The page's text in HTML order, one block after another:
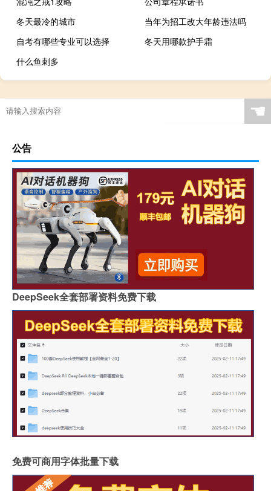
冬天最冷的城市
当年为招工改大年龄违法吗
自考有哪些专业可以选择
冬天用哪款护手霜
什么鱼刺多
☚
公告
DeepSeek全套部署资料免费下载
免费可商用字体批量下载